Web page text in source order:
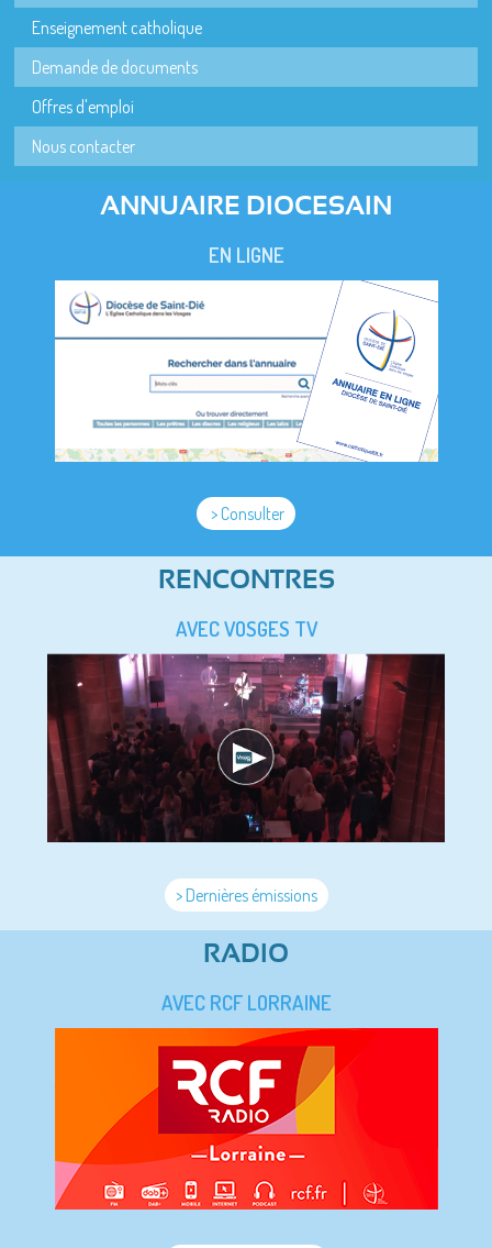
Enseignement catholique
Demande de documents
Offres d'emploi
Nous contacter
ANNUAIRE DIOCESAIN
EN LIGNE
> Consulter
RENCONTRES
AVEC VOSGES TV
> Dernières émissions
RADIO
AVEC RCF LORRAINE